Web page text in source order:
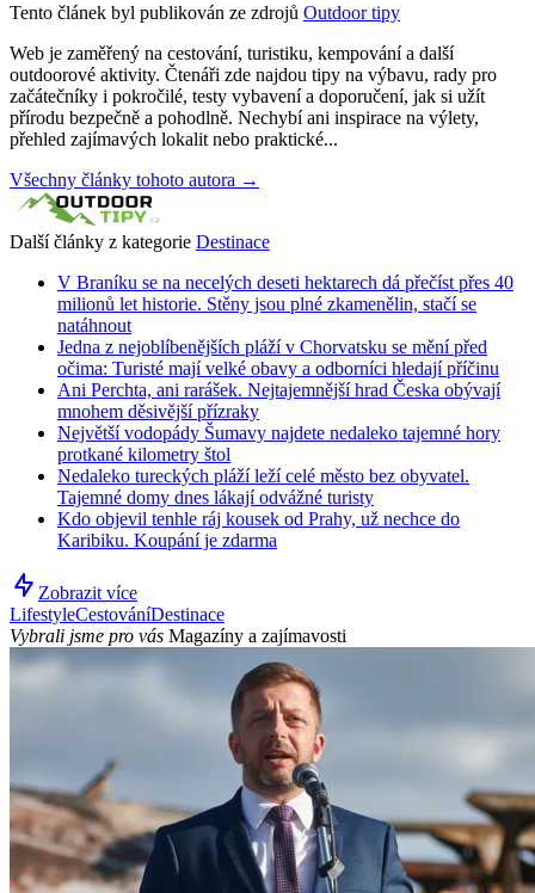
Tento článek byl publikován ze zdrojů Outdoor tipy
Web je zaměřený na cestování, turistiku, kempování a další
outdoorové aktivity. Čtenáři zde najdou tipy na výbavu, rady pro
začátečníky i pokročilé, testy vybavení a doporučení, jak si užít
přírodu bezpečně a pohodlně. Nechybí ani inspirace na výlety,
přehled zajímavých lokalit nebo praktické...
Všechny články tohoto autora →
Další články z kategorie Destinace
V Braníku se na necelých deseti hektarech dá přečíst přes 40
milionů let historie. Stěny jsou plné zkamenělin, stačí se
natáhnout
Jedna z nejoblíbenějších pláží v Chorvatsku se mění před
očima: Turisté mají velké obavy a odborníci hledají příčinu
Ani Perchta, ani rarášek. Nejtajemnější hrad Česka obývají
mnohem děsivější přízraky
Největší vodopády Šumavy najdete nedaleko tajemné hory
protkané kilometry štol
Nedaleko tureckých pláží leží celé město bez obyvatel.
Tajemné domy dnes lákají odvážné turisty
Kdo objevil tenhle ráj kousek od Prahy, už nechce do
Karibiku. Koupání je zdarma
Zobrazit více
LifestyleCestováníDestinace
Vybrali jsme pro vás Magazíny a zajímavosti